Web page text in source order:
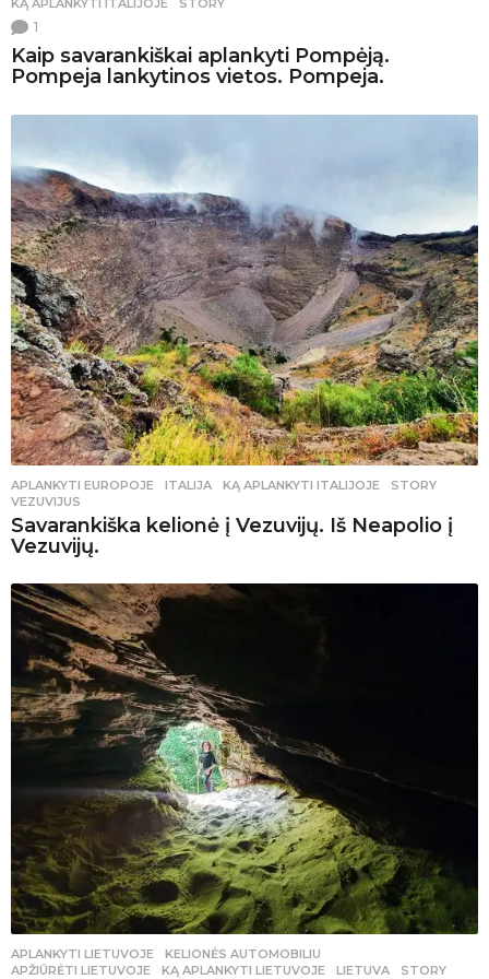
KĄ APLANKYTI ITALIJOJE
,STORY
1
Kaip savarankiškai aplankyti Pompėją.
Pompeja lankytinos vietos. Pompeja.
APLANKYTI EUROPOJE ITALIJA ,KĄ APLANKYTI ITALIJOJE ,STORY
VEZUVIJUS
Savarankiška kelionė į Vezuvijų. Iš Neapolio į
Vezuvijų.
APLANKYTI LIETUVOJE ,KELIONĖS AUTOMOBILIU
APŽIŪRĖTI LIETUVOJE
,KĄ APLANKYTI LIETUVOJE ,LIETUVA ,STORY